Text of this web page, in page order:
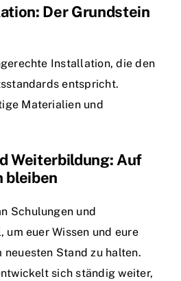
Der Grundstein
Installation, die den
entspricht.
Materialien und
Weiterbildung: Auf
bleiben
Schulungen und
euer Wissen und eure
Stand zu halten.
sich ständig weiter,